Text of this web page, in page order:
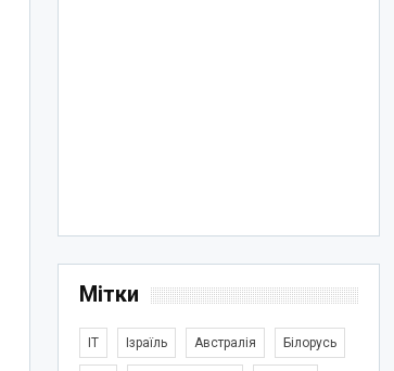
Мітки
IT Ізраїль Австралія Білорусь